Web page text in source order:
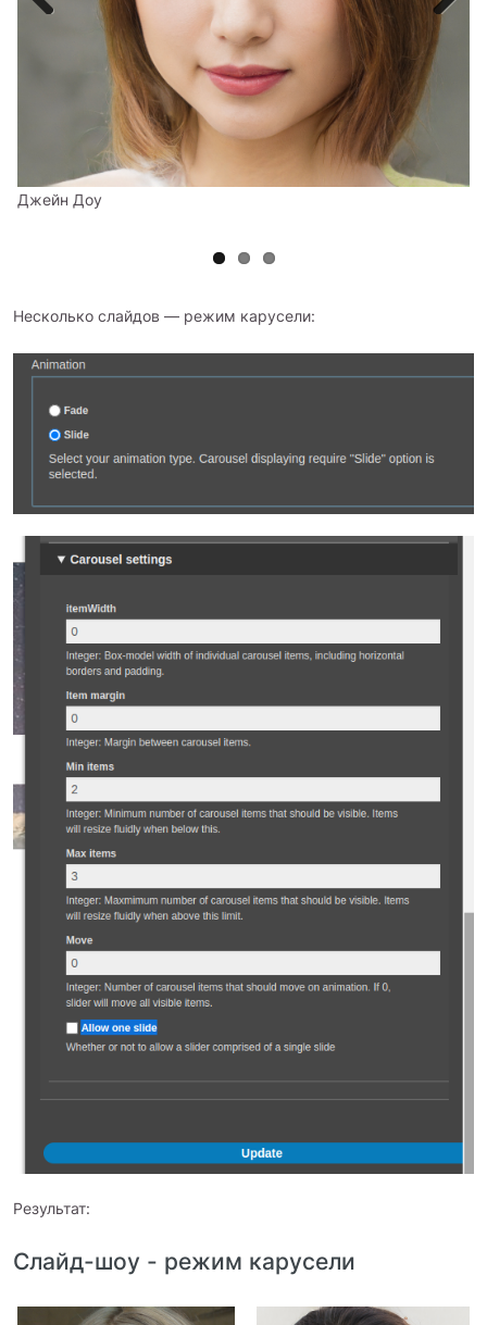
Джейн Доу
Next
Несколько слайдов — режим карусели:
Результат:
Слайд-шоу - режим карусели